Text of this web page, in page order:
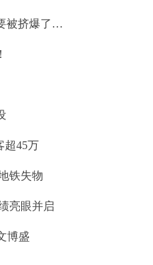
被挤爆了…
超45万
铁失物
亮眼并启
博盛